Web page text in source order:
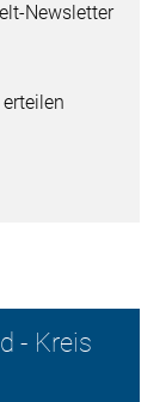
Newsletter
- Kreis